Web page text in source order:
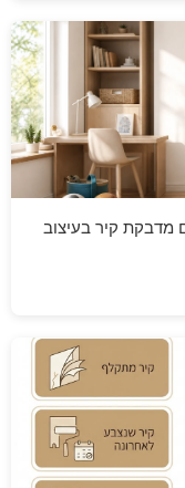
מדבקת קיר בעיצוב